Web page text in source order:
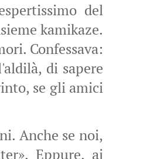
del
kamikaze.
Confessava:
di sapere
se gli amici
Anche se noi,
Eppure, ai